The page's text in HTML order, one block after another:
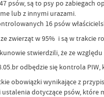
psów, są to psy po
lub z innymi urazami.
16 psów
zwierząt w 95% i są w trakcie
stwierdzili, że ze
odbędzie się kontrola
obowiązki wynikające z
dotyczące psów, które